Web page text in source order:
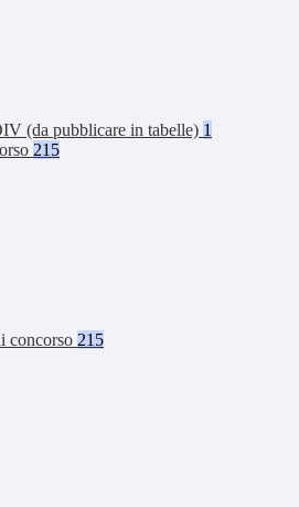
(da pubblicare in tabelle) 1
215
concorso 215